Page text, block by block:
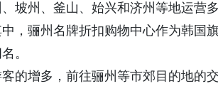
坡州、釜山、始兴和济州等地运营
，骊州名牌折扣购物中心作为韩国
。
的增多，前往骊州等市郊目的地的